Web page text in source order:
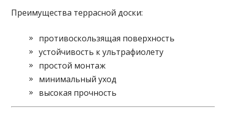
Преимущества террасной доски:
противоскользящая поверхность
устойчивость к ультрафиолету
простой монтаж
минимальный уход
высокая прочность